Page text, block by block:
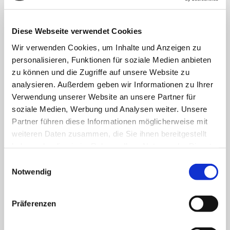
Diese Webseite verwendet Cookies
Wir verwenden Cookies, um Inhalte und Anzeigen zu
personalisieren, Funktionen für soziale Medien anbieten
zu können und die Zugriffe auf unsere Website zu
analysieren. Außerdem geben wir Informationen zu Ihrer
Verwendung unserer Website an unsere Partner für
soziale Medien, Werbung und Analysen weiter. Unsere
Partner führen diese Informationen möglicherweise mit
weiteren Daten zusammen, die Sie ihnen bereitgestellt
Notwendig
Präferenzen
58239 Schwerte
Telefax 0 23 04 - 109 - 207
E-Mailinfo@marien-kh.de
Schützenstraße 9
58239 Schwerte
Telefon0 23 04 - 202 - 0
Telefax 0 23 04 - 202 - 109
E-Mailinfo@marien-kh.de
KATH. ST. PAULUS GESELLSCHAFT
Standorten gehört zur
Kath. St. Paulus Gesellschaft. Acht